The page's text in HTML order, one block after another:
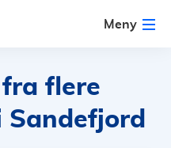
Meny
flere